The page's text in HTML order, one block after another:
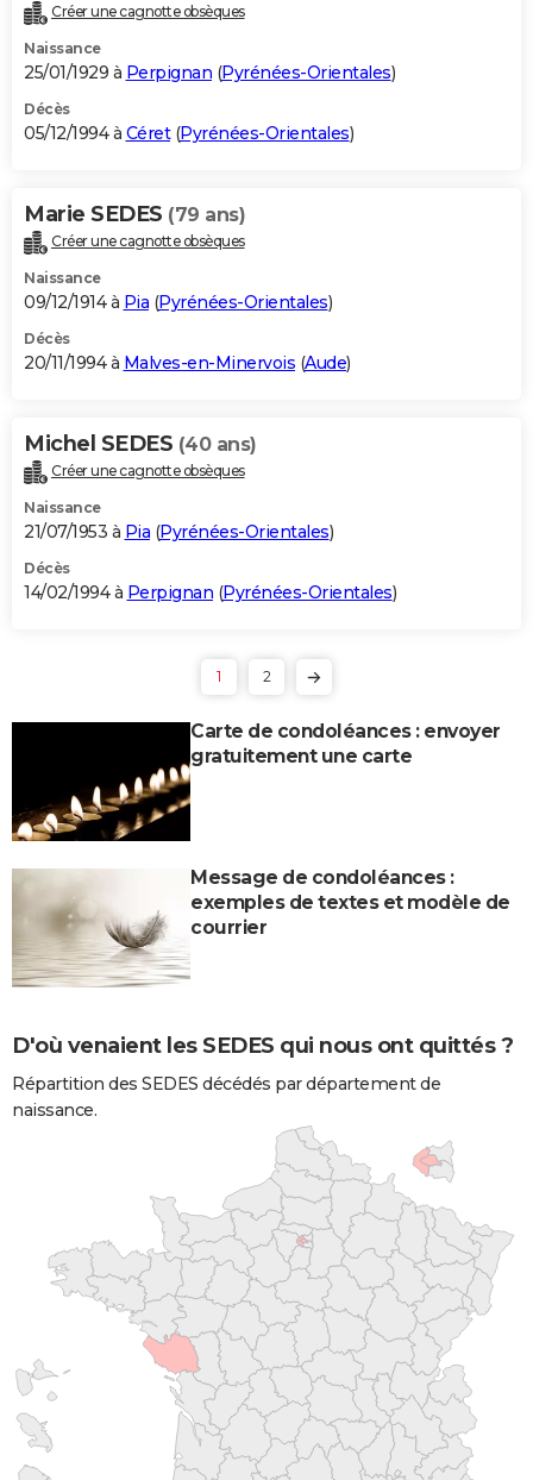
Créer une cagnotte obsèques
Naissance
25/01/1929 à Perpignan (Pyrénées-Orientales)
Décès
05/12/1994 à Céret(Pyrénées-Orientales)
Marie SEDES (79 ans)
Créer une cagnotte obsèques
Naissance
09/12/1914 à Pia (Pyrénées-Orientales)
Décès
20/11/1994 à Malves-en-Minervois (Aude)
Michel SEDES (40 ans)
Créer une cagnotte obsèques
Naissance
21/07/1953 à Pia (Pyrénées-Orientales)
Décès
14/02/1994 à Perpignan (Pyrénées-Orientales)
1 2
Carte de condoléances : envoyer
gratuitement une carte
Message de condoléances :
exemples de textes et modèle de
courrier
D'où venaient les SEDES qui nous ont quittés ?
Répartition des SEDES décédés par département de
naissance.